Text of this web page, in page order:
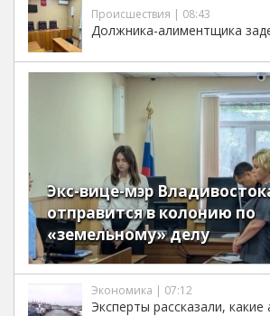
Происшествия | 08:43
Должника-алиментщика
Экс-вице-мэр
отправится в колонию по
«земельному» делу
Экономика | 07:12
Эксперты рассказали, какие